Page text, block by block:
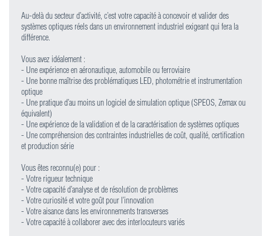
Au-delà du secteur d’activité, c’est votre capacité à concevoir et valider des
systèmes optiques réels dans un environnement industriel exigeant qui fera la
différence.
Vous avez idéalement :
- Une expérience en aéronautique, automobile ou ferroviaire
- Une bonne maîtrise des problématiques LED, photométrie et instrumentation
optique
- Une pratique d’au moins un logiciel de simulation optique (SPEOS, Zemax ou
équivalent)
- Une expérience de la validation et de la caractérisation de systèmes optiques
- Une compréhension des contraintes industrielles de coût, qualité, certification
et production série
Vous êtes reconnu(e) pour :
- Votre rigueur technique
- Votre capacité d’analyse et de résolution de problèmes
- Votre curiosité et votre goût pour l’innovation
- Votre aisance dans les environnements transverses
- Votre capacité à collaborer avec des interlocuteurs variés